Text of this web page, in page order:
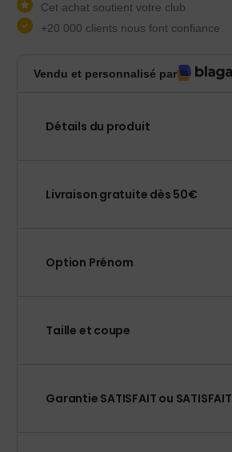
Cet achat soutient votre club
+20 000 clients nous font confiance
Vendu et personnalisé par
Détails du produit
Livraison gratuite dès 50€
Option Prénom
Taille et coupe
Garantie SATISFAIT ou SATISFAIT